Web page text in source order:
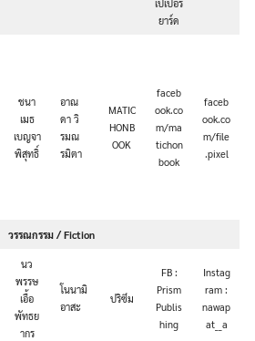
เปเปอร์
ยาร์ด
ชนา
เมธ
เบญจา
พิสุทธิ์
อาณ
ดา วิ
รมณ
รมิตา
MATIC
HONB
OOK
faceb
ook.co
m/ma
tichon
book
faceb
ook.co
m/file
.pixel
วรรณกรรม / Fiction
นว
พรรษ
เอื้อ
พัทธย
ากร
โนนามิ
อาสะ
ปริซึม
FB :
Prism
Publis
hing
Instag
ram :
nawap
at__a